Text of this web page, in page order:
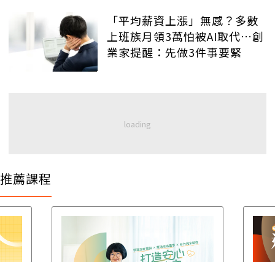
「平均薪資上漲」無感？多數
上班族月領3萬怕被AI取代…創
業家提醒：先做3件事要緊
推薦課程